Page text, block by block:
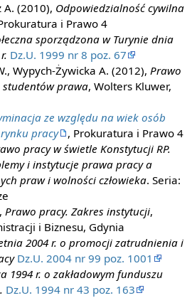
A. (2010), Odpowiedzialność cywilna
i Prawo 4
sporządzona w Turynie dnia
Dz.U. 1999 nr 8 poz. 67
Wypych-Żywicka A. (2012),Prawo
studentów prawa, Wolters Kluwer,
ze względu na wiek osób
pracy
, Prokuratura i Prawo 4
pracy w świetle Konstytucji RP.
i instytucje prawa pracy a
praw i wolności człowieka. Seria:
Prawo pracy. Zakres instytucji,
i Biznesu, Gdynia
2004 r. o promocji zatrudnienia i
Dz.U. 2004 nr 99 poz. 1001
1994 r. o zakładowym funduszu
Dz.U. 1994 nr 43 poz. 163